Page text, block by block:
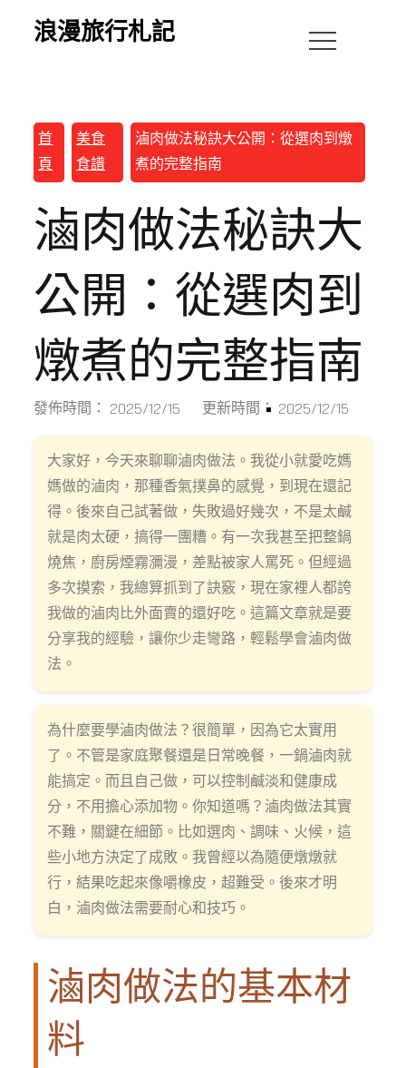
浪漫旅行札記
首
頁
美食
食譜
滷肉做法秘訣大公開：從選肉到燉
煮的完整指南
滷肉做法秘訣大
公開：從選肉到
燉煮的完整指南
發佈時間： 2025/12/15 更新時間： 2025/12/15
大家好，今天來聊聊滷肉做法。我從小就愛吃媽
媽做的滷肉，那種香氣撲鼻的感覺，到現在還記
得。後來自己試著做，失敗過好幾次，不是太鹹
就是肉太硬，搞得一團糟。有一次我甚至把整鍋
燒焦，廚房煙霧瀰漫，差點被家人罵死。但經過
多次摸索，我總算抓到了訣竅，現在家裡人都誇
我做的滷肉比外面賣的還好吃。這篇文章就是要
分享我的經驗，讓你少走彎路，輕鬆學會滷肉做
法。
為什麼要學滷肉做法？很簡單，因為它太實用
了。不管是家庭聚餐還是日常晚餐，一鍋滷肉就
能搞定。而且自己做，可以控制鹹淡和健康成
分，不用擔心添加物。你知道嗎？滷肉做法其實
不難，關鍵在細節。比如選肉、調味、火候，這
些小地方決定了成敗。我曾經以為隨便燉燉就
行，結果吃起來像嚼橡皮，超難受。後來才明
白，滷肉做法需要耐心和技巧。
滷肉做法的基本材
料